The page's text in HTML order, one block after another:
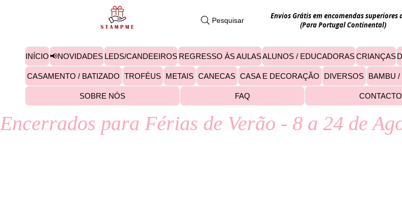
Pesquisar
Envios Grátis em encomendas superiores
(Para Portugal Continental)
INÍCIO 📢NOVIDADES LEDS/CANDEEIROS REGRESSO ÀS AULASALUNOS / EDUCADORASCRIANÇAS
CASAMENTO / BATIZADO TROFÉUS METAIS CANECAS CASA E DECORAÇÃO DIVERSOS BAMBU
SOBRE NÓS FAQ
Encerrados para Férias de Verão - 8 a 24 de